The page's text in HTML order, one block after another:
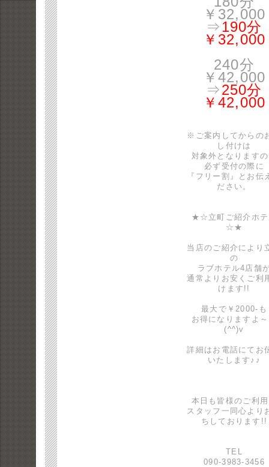
￥32,000
⇒190分
￥32,000
240分
￥42,000
⇒250分
￥42,000
※ご案内してからの
し付けは
対象外となります
必ず受付の際に
『フリー割』とお伝
ださい。
★☆立町ご紹介ホ
☆★
当店のご紹介により
の
ラブホテル4店舗
通常よりお安くご利
けます!!
最大で￥2000-も
お得になりますよ
(^^)v
詳細はお電話にてお
いたします♪♪
本日も皆様のご利
スタッフ一同心より
ちしております!!
TEL
090-3983-3456